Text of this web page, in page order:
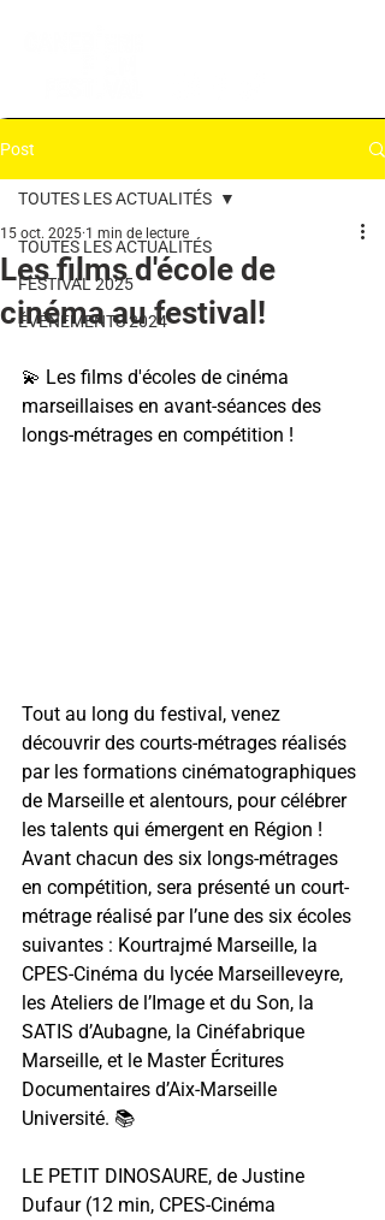
Post
TOUTES LES ACTUALITÉS
FESTIVAL 2025
ÉVÉNEMENTS 2024
TOUTES LES ACTUALITÉS
Les films d'école de
cinéma au festival!
15 oct. 2025 1 min de lecture
💫 Les films d'écoles de cinéma
marseillaises en avant-séances des
longs-métrages en compétition !
Tout au long du festival, venez
découvrir des courts-métrages réalisés
par les formations cinématographiques
de Marseille et alentours, pour célébrer
les talents qui émergent en Région !
Avant chacun des six longs-métrages
en compétition, sera présenté un court-
métrage réalisé par l’une des six écoles
suivantes : Kourtrajmé Marseille, la
CPES-Cinéma du lycée Marseilleveyre,
les Ateliers de l’Image et du Son, la
SATIS d’Aubagne, la Cinéfabrique
Marseille, et le Master Écritures
Documentaires d’Aix-Marseille
Université. 📚
LE PETIT DINOSAURE, de Justine
Dufaur (12 min, CPES-Cinéma